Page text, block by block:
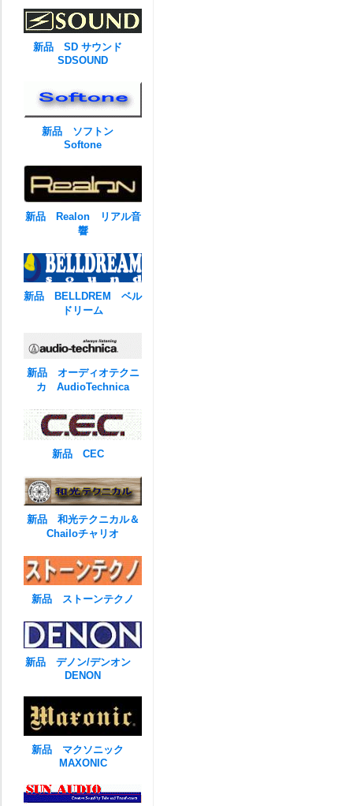
新品 SD サウンド
SDSOUND
新品 ソフトン
Softone
新品 Realon リアル音
響
新品 BELLDREM ベル
ドリーム
新品 オーディオテクニ
カ AudioTechnica
新品 CEC
新品 和光テクニカル＆
Chailoチャリオ
新品 ストーンテクノ
新品 デノン/デンオン
DENON
新品 マクソニック
MAXONIC